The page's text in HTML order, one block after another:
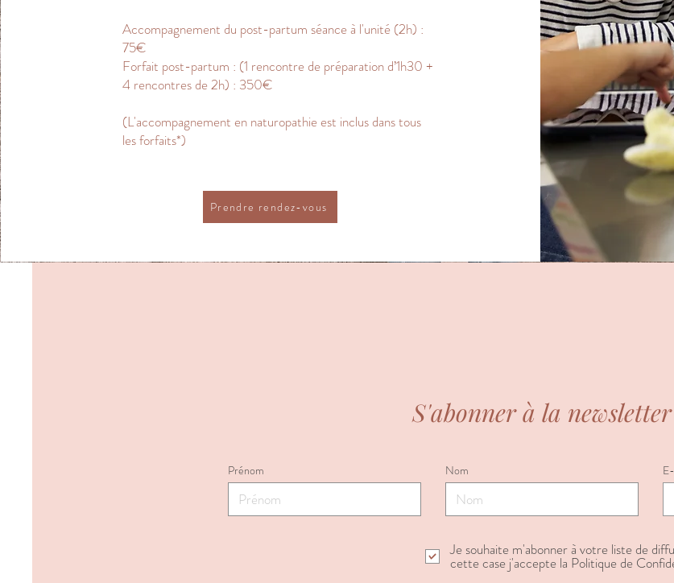
Accompagnement du post-partum séance à l'unité (2h) :
75€
Forfait post-partum : (1 rencontre de préparation d’1h30 +
4 rencontres de 2h) : 350€
(L'accompagnement en naturopathie est inclus dans tous
les forfaits*)
Prendre rendez-vous
S'abonner à la newsletter
Prénom Nom
Je souhaite m'abonner à votre liste de
cette case j'accepte la Politique de